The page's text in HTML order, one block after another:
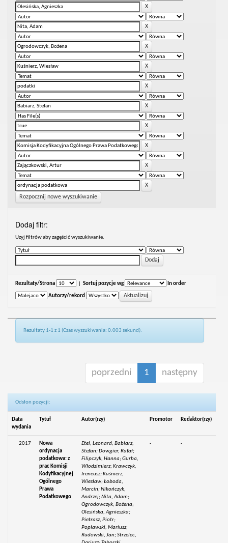
Rozpocznij nowe wyszukiwanie
Dodaj filtr:
Uzyj filtrów aby zagęścić wyszukiwanie.
Rezultaty/Strona Sortuj pozycje wg In order
Autorzy/rekord
Rezultaty 1-1 z 1 (Czas wyszukiwania: 0.003 sekund).
poprzedni 1 następny
Odsłon pozycji:
Data
wydania
Tytuł Autor(rzy) Promotor Redaktor(rzy)
2017
Nowa
ordynacja
podatkowa: z
prac Komisji
Kodyfikacyjnej
Ogólnego
Prawa
Podatkowego
Etel, Leonard; Babiarz,
Stefan; Dowgier, Rafał;
Filipczyk, Hanna; Gurba,
Włodzimierz; Krawczyk,
Ireneusz; Kuśnierz,
Wiesław; Łoboda,
Marcin; Nikończyk,
Andrzej; Nita, Adam;
Ogrodowczyk, Bożena;
Olesińska, Agnieszka;
Pietrasz, Piotr;
Popławski, Mariusz;
Rudowski, Jan; Strzelec,
- -